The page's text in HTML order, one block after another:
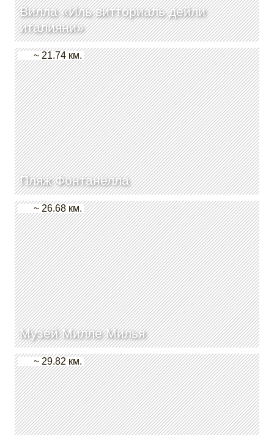
Вилла «Иль витториаль дейли
италияни»
Пляж Фонтанелла
~ 21.74 км.
Музей Милле Милья
~ 26.68 км.
~ 29.82 км.